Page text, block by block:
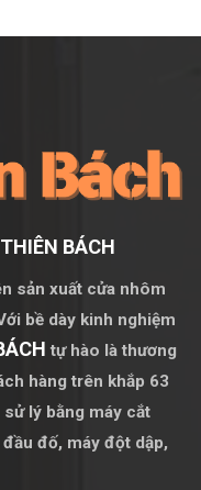
BÁCH
sản xuất cửa nhôm
bề dày kinh nghiệm
tự hào là thương
hàng trên khắp 63
lý bằng máy cắt
đầu đố, máy đột dập,